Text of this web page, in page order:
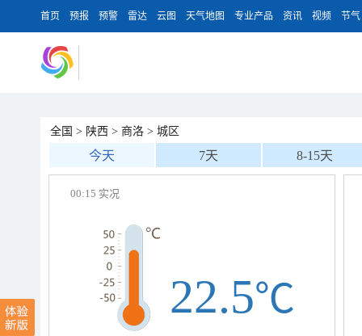
首页 预报 预警 雷达 云图 天气地图 专业产品 资讯 视频 节气
全国 > 陕西 > 商洛 > 城区
今天 7天 8-15天
00:15 实况
22.5℃